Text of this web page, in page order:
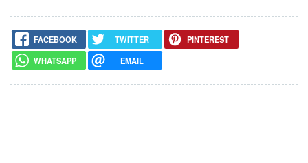
FACEBOOK TWITTER
PINTEREST
WHATSAPP
EMAIL